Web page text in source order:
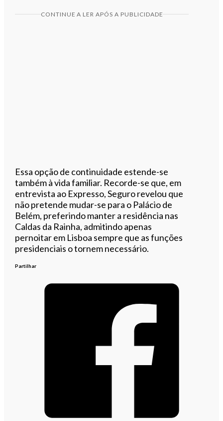
CONTINUE A LER APÓS A PUBLICIDADE
Essa opção de continuidade estende-se
também à vida familiar. Recorde-se que, em
entrevista ao Expresso, Seguro revelou que
não pretende mudar-se para o Palácio de
Belém, preferindo manter a residência nas
Caldas da Rainha, admitindo apenas
pernoitar em Lisboa sempre que as funções
presidenciais o tornem necessário.
Partilhar